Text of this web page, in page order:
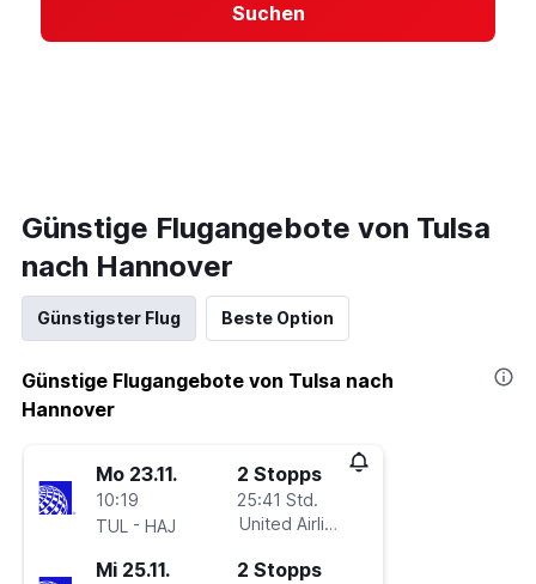
Suchen
Günstige Flugangebote von Tulsa
nach Hannover
Günstigster Flug Beste Option
Günstige Flugangebote von Tulsa nach
Hannover
Mo 23.11.
10:19
TUL - HAJ
2 Stopps
25:41 Std.
United Airlines
Mi 25.11. 2 Stopps